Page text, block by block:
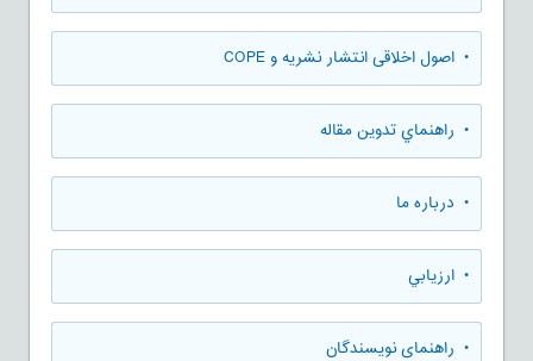
• اصول اخلاقی انتشار نشریه و COPE
• راهنماي تدوين مقاله
• درباره ما
• ارزيابي
• راهنمای نویسندگان